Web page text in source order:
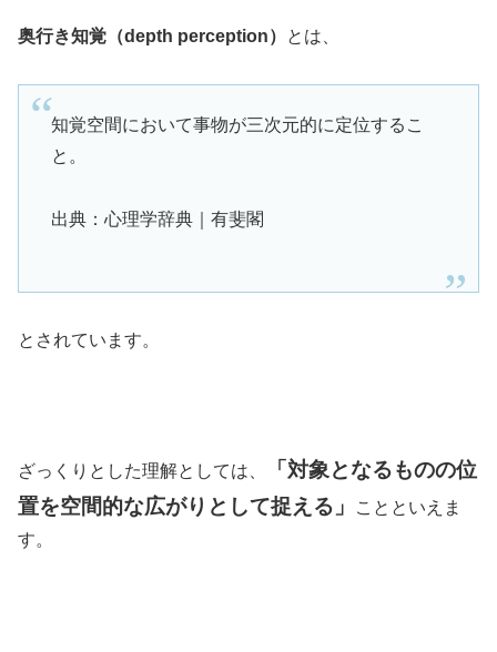
奥行き知覚（depth perception） とは、
知覚空間において事物が三次元的に定位するこ
と。
出典：心理学辞典｜有斐閣
とされています。
ざっくりとした理解としては、
「対象となるものの位
置を空間的な広がりとして捉える」
ことといえま
す。